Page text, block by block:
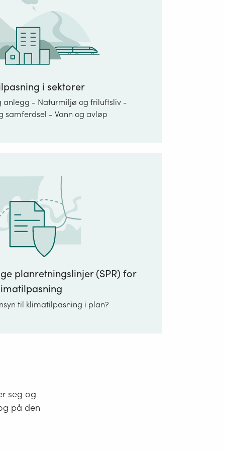
i sektorer
anlegg - Naturmiljø og friluftsliv -
samferdsel - Vann og avløp
planretningslinjer (SPR) for
til klimatilpasning i plan?
seg og
på den